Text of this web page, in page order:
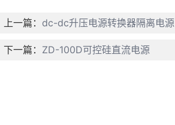
上一篇： dc-dc升压电源转换器隔离电源
下一篇： ZD-100D可控硅直流电源